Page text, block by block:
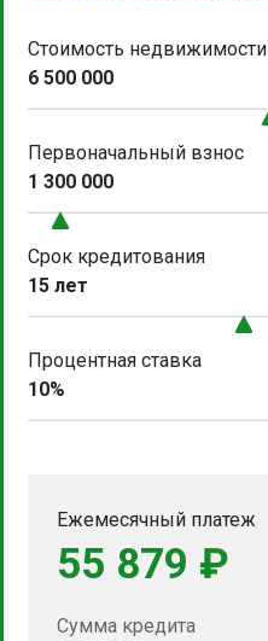
Стоимость недвижимости
6 500 000
Первоначальный взнос
1 300 000
Срок кредитования
15 лет
Процентная ставка
10%
Ежемесячный платеж
55 879 ₽
Сумма кредита